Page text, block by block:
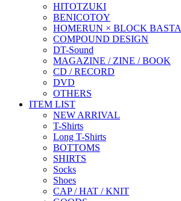
HITOTZUKI
BENICOTOY
HOMERUN × BLOCK BASTA
COMPOUND DESIGN
DT-Sound
MAGAZINE / ZINE / BOOK
CD / RECORD
DVD
OTHERS
ITEM LIST
NEW ARRIVAL
T-Shirts
Long T-Shirts
BOTTOMS
SHIRTS
Socks
Shoes
CAP / HAT / KNIT